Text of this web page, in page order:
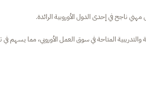
ناجح في إحدى الدول الأوروبية الرائدة.
والتدريبية المتاحة في سوق العمل الأوروبي، مما يسهم